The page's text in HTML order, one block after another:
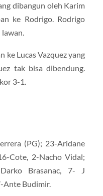
dibangun oleh Karim
ke Rodrigo. Rodrigo
ke Lucas Vazquez yang
tak bisa dibendung.
3-1.
(PG); 23-Aridane
Cote, 2-Nacho Vidal;
Brasanac, 7- J
Ante Budimir.